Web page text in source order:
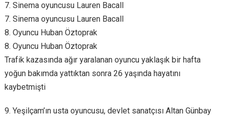
7. Sinema oyuncusu Lauren Bacall
7. Sinema oyuncusu Lauren Bacall
8. Oyuncu Huban Öztoprak
8. Oyuncu Huban Öztoprak
Trafik kazasında ağır yaralanan oyuncu yaklaşık bir hafta
yoğun bakımda yattıktan sonra 26 yaşında hayatını
kaybetmişti
9. Yeşilçam’ın usta oyuncusu, devlet sanatçısı Altan Günbay